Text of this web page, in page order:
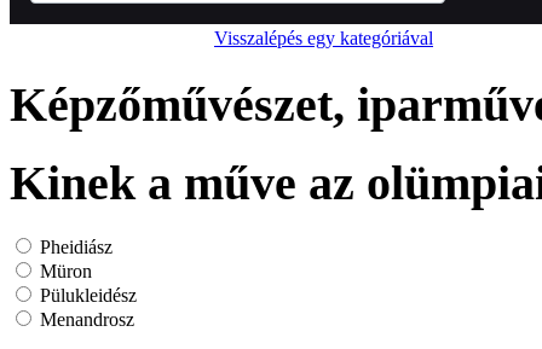
Visszalépés egy kategóriával
Képzőművészet,
Kinek a műve az
Pheidiász
Müron
Pülukleidész
Menandrosz